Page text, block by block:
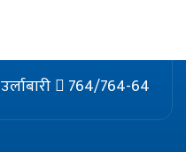
उर्लाबारी 764/764-64